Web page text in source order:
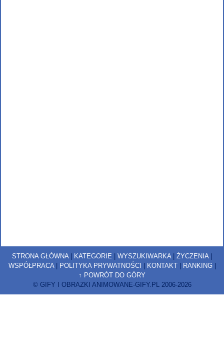
STRONA GŁÓWNA | KATEGORIE | WYSZUKIWARKA | ŻYCZENIA |
WSPÓŁPRACA| POLITYKA PRYWATNOŚCI | KONTAKT| RANKING|
↑ POWRÓT DO GÓRY
© GIFY I OBRAZKI ANIMOWANE-GIFY.PL 2006-2026